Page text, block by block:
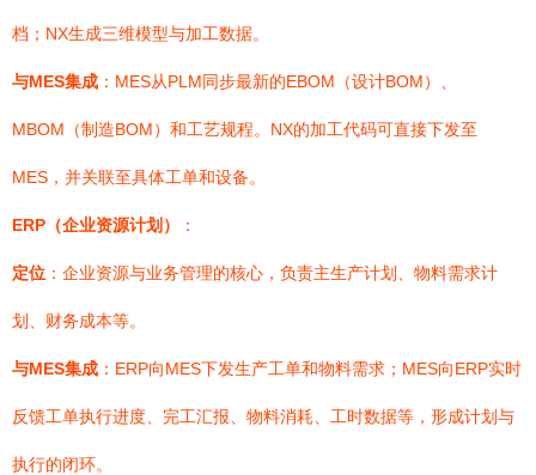
档；NX生成三维模型与加工数据。
与MES集成 ：MES从PLM同步最新的EBOM（设计BOM）、
MBOM（制造BOM）和工艺规程。NX的加工代码可直接下发至
MES，并关联至具体工单和设备。
ERP（企业资源计划） ：
定位 ：企业资源与业务管理的核心，负责主生产计划、物料需求计
划、财务成本等。
与MES集成 ：ERP向MES下发生产工单和物料需求；MES向ERP实时
反馈工单执行进度、完工汇报、物料消耗、工时数据等，形成计划与
执行的闭环。